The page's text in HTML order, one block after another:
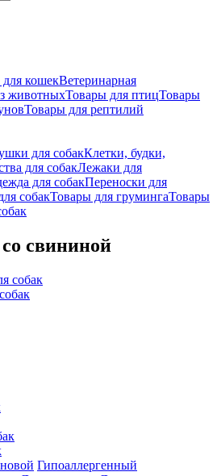
кошекВетеринарная
животныхТовары для птицТовары
Товары для рептилий
для собакКлетки, будки,
для собакЛежаки для
для собакПереноски для
собакТовары для грумингаТовары
свининой
Гипоаллергенный